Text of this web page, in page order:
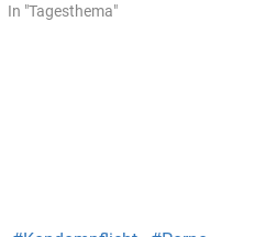
In "Tagesthema"